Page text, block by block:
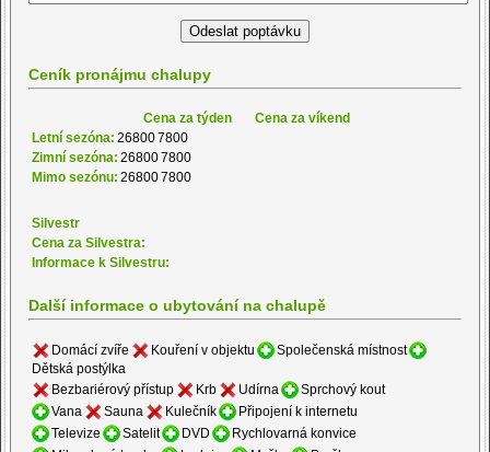
Ceník pronájmu chalupy
Cena za týden
Cena za víkend
Letní sezóna: 268007800
Zimní sezóna: 268007800
Mimo sezónu: 268007800
Silvestr
Cena za Silvestra:
Informace k Silvestru:
Další informace o ubytování na chalupě
Domácí zvíře Kouření v objektu
Společenská místnost
Dětská postýlka
Bezbariérový přístup
Krb Udírna
Sprchový kout
Vana
Sauna Kulečník
Připojení k internetu
Televize
Satelit DVD
Rychlovarná konvice